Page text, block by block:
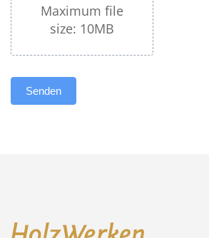
Maximum file
size: 10MB
Senden